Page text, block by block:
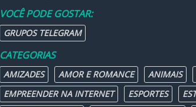
VOCÊ PODE GOSTAR:
GRUPOS TELEGRAM
CATEGORIAS
AMIZADES AMOR E ROMANCE ANIMAIS
EMPREENDER NA INTERNET
ESPORTES